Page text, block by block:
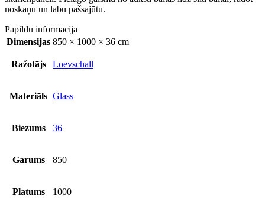
noskaņu un labu pašsajūtu.
Papildu informācija
Dimensijas 850 × 1000 × 36 cm
Ražotājs Loevschall
Materiāls Glass
Biezums 36
Garums 850
Platums 1000